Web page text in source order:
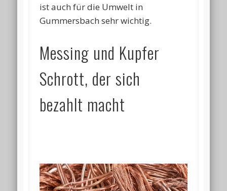
ist auch für die Umwelt in
Gummersbach sehr wichtig.
Messing und Kupfer
Schrott, der sich
bezahlt macht